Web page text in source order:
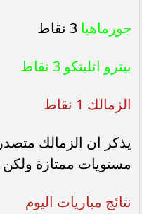
جورماهيا 3 نقاط
بيترو اتليتكو 3 نقاط
الزمالك 1 نقاط
يذكر ان الزمالك
مستويات ممتازة
نتائج مباريات اليوم